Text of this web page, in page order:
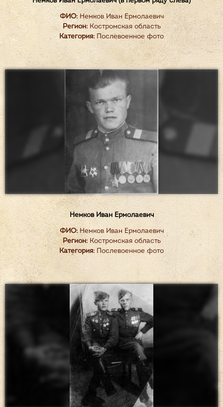
ФИО:Немков Иван Ермолаевич
Регион:Костромская область
Категория:Послевоенное фото
Немков Иван Ермолаевич
ФИО:Немков Иван Ермолаевич
Регион:Костромская область
Категория: Послевоенное фото